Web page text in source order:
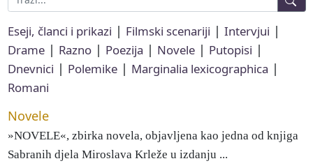
Eseji, članci i prikazi | Filmski scenariji | Intervjui |
Drame| Razno| Poezija | Novele| Putopisi |
Dnevnici | Polemike| Marginalia lexicographica |
Romani
Novele
»NOVELE«, zbirka novela, objavljena kao jedna od knjiga
Sabranih djela Miroslava Krleže u izdanju ...